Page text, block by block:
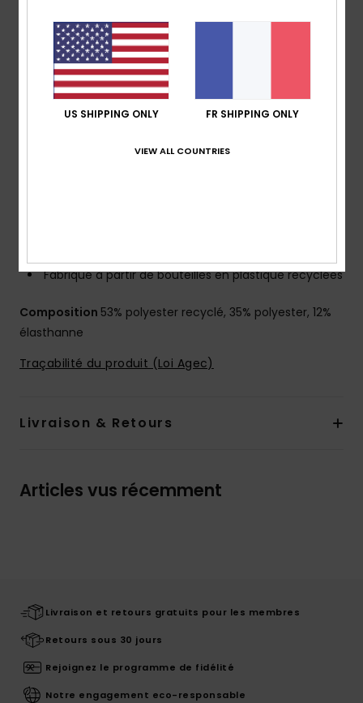
Revêtement : revêtement hydrophobe à base de
plantes
Coupe :coupe performance avec ourlet arrondi et
fendu
Taille :taille fixe
Système de fermeture :Fermeture par cordon de
Fabriqué à partir de bouteilles en plastique recyclées
Composition 53% polyester recyclé, 35% polyester, 12%
élasthanne
Traçabilité du produit (Loi Agec)
Livraison & Retours
Articles vus récemment
Livraison et retours gratuits pour les membres
Retours sous 30 jours
Rejoignez le programme de fidélité
Notre engagement eco-responsable
US SHIPPING ONLY FR SHIPPING ONLY
VIEW ALL COUNTRIES